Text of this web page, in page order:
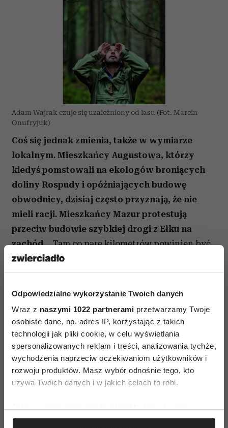
Odpowiedzialne wykorzystanie Twoich danych
Wraz z naszymi 1022 partnerami przetwarzamy Twoje
osobiste dane, np. adres IP, korzystając z takich
technologii jak pliki cookie, w celu wyświetlania
spersonalizowanych reklam i treści, analizowania tychże,
wychodzenia naprzeciw oczekiwaniom użytkowników i
rozwoju produktów. Masz wybór odnośnie tego, kto
używa Twoich danych i w jakich celach to robi.
Gromadzić dane dotyczące Twojej lokalizacji
Adam Wajrak czuje się uzależniony od lasu (Fot. Marcin
Onufryjuk)
Coś się jednak zmienia, także w wymiarze
lokalnym. Mieszkańcy Augustowa, którzy
kiedyś pomstowali na ekologów broniących
doliny Rospudy i opóźniających budowę
obwodnicy, dzisiaj często przyznają, że nie
mieli racji. Mieszkańcy Mazur protestują
przeciw budowie szybkiej drogi z Ełku na
zachód… Tam co parę kilometrów powinien być
rezerwat, a najlepiej Mazurski Park Narodowy.
Dzisiaj rezerwaty w Polsce to 1,4 proc.
często ciąć. W parkach narodowych można robić
dużo, w parkach krajobrazowych – jak na
Mazurach – wszystko. Ludziom „sprzedaje się”
coś jako chronione, a to wcale chronione nie jest.
Dobrze chronione w Polsce są właściwie tylko